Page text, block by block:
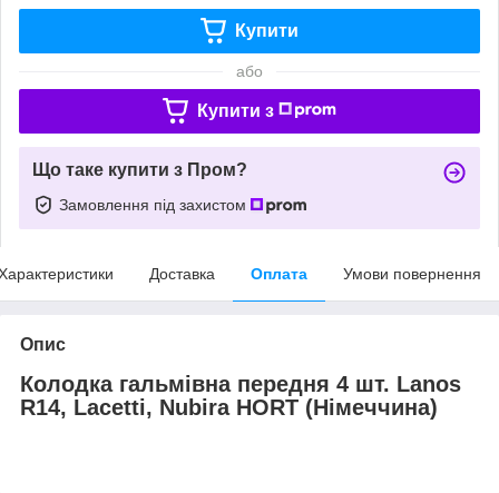
Купити
або
Купити з
Що таке купити з Пром?
Замовлення під захистом
Доставка Оплата Умови повернення
Опис
Колодка гальмівна передня 4 шт. Lanos
R14, Lacetti, Nubira HORT (Німеччина)